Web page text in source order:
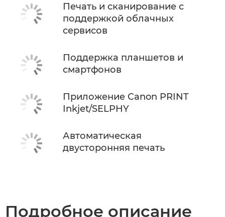
Печать и сканирование с
поддержкой облачных
сервисов
Поддержка планшетов и
смартфонов
Приложение Canon PRINT
Inkjet/SELPHY
Автоматическая
двусторонняя печать
Подробное описание